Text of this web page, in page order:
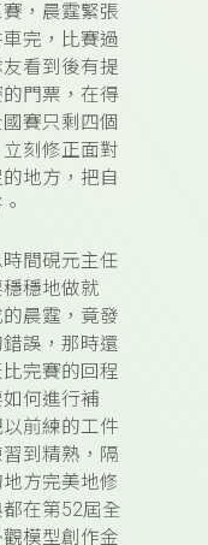
，晨霆緊張
完，比賽過
看到後有提
門票，在得
賽只剩四個
刻修正面對
地方，把自
間硯元主任
穩地做就
晨霆，竟發
誤，那時還
完賽的回程
何進行補
前練的工件
到精熟，隔
方完美地修
在第52屆全
模型創作金